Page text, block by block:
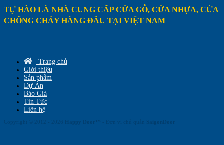
TỰ HÀO LÀ NHÀ CUNG CẤP CỬA GỖ, CỬA NHỰA, CỬA
CHỐNG CHÁY HÀNG ĐẦU TẠI VIỆT NAM
Trang chủ
Giới thiệu
Sản phẩm
Dự Án
Báo Giá
Tin Tức
Liên hệ
Copyright © 2012 - 2026 Happy Door™ - Đơn vị chủ quản SaigonDoor